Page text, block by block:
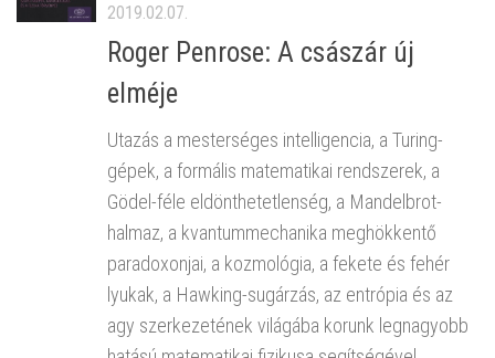
2019.02.07.
Roger Penrose: A császár új
elméje
Utazás a mesterséges intelligencia, a Turing-
gépek, a formális matematikai rendszerek, a
Gödel-féle eldönthetetlenség, a Mandelbrot-
halmaz, a kvantummechanika meghökkentő
paradoxonjai, a kozmológia, a fekete és fehér
lyukak, a Hawking-sugárzás, az entrópia és az
agy szerkezetének világába korunk legnagyobb